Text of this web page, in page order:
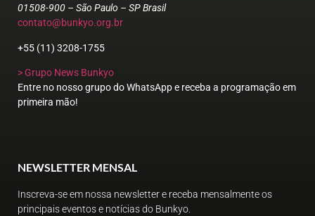
01508-900 – São Paulo – SP Brasil
contato@bunkyo.org.br
+55 (11) 3208-1755
> Grupo News Bunkyo
Entre no nosso grupo do WhatsApp e receba a programação em
primeira mão!
NEWSLETTER MENSAL
Inscreva-se em nossa newsletter e receba mensalmente os
principais eventos e notícias do Bunkyo.